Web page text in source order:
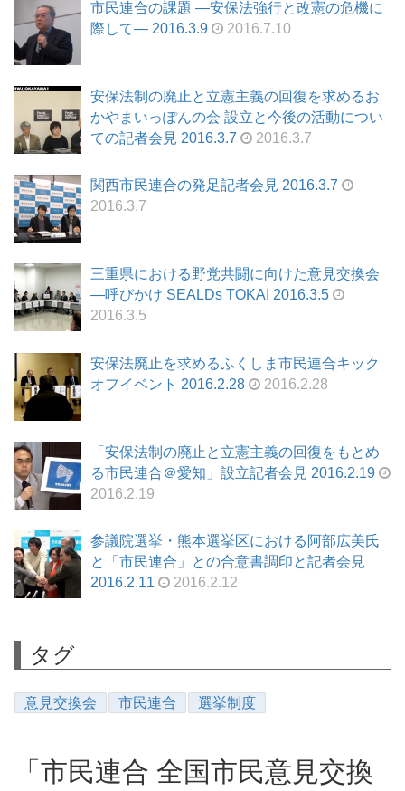
市民連合の課題 ―安保法強行と改憲の危機に
際して― 2016.3.9
2016.7.10
安保法制の廃止と立憲主義の回復を求めるお
かやまいっぽんの会 設立と今後の活動につい
ての記者会見 2016.3.7
2016.3.7
関西市民連合の発足記者会見 2016.3.7
2016.3.7
三重県における野党共闘に向けた意見交換会
―呼びかけ SEALDs TOKAI 2016.3.5
2016.3.5
安保法廃止を求めるふくしま市民連合キック
オフイベント 2016.2.28
2016.2.28
「安保法制の廃止と立憲主義の回復をもとめ
る市民連合＠愛知」設立記者会見 2016.2.19
2016.2.19
参議院選挙・熊本選挙区における阿部広美氏
と「市民連合」との合意書調印と記者会見
2016.2.11
2016.2.12
タグ
意見交換会 市民連合 選挙制度
「市民連合 全国市民意見交換